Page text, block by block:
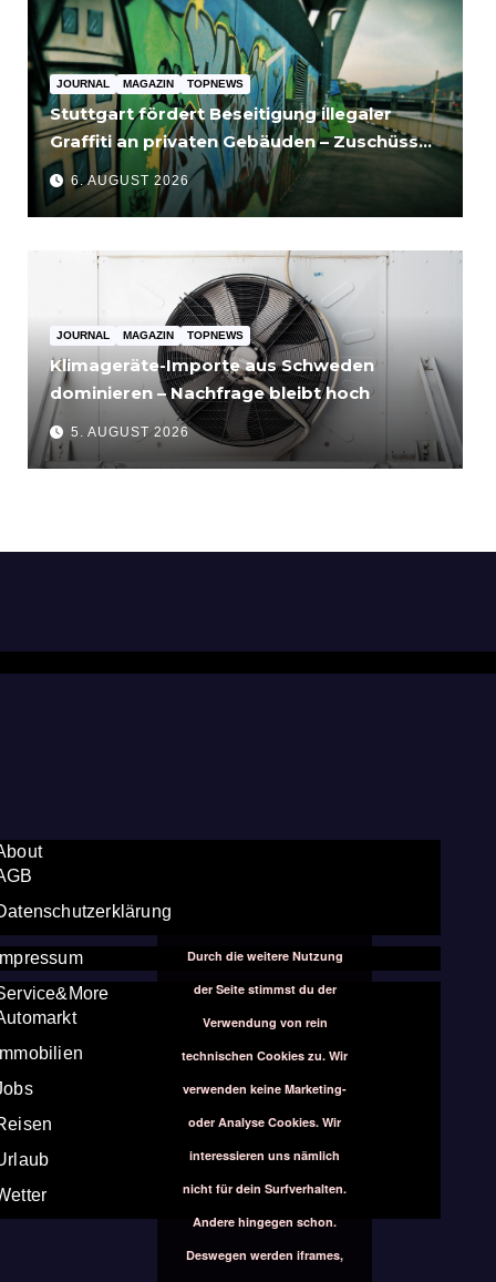
JOURNAL MAGAZIN TOPNEWS
Stuttgart fördert Beseitigung illegaler
Graffiti an privaten Gebäuden – Zuschüsse
bis 3.500 Euro
6. AUGUST 2026
JOURNAL MAGAZIN TOPNEWS
Klimageräte-Importe aus Schweden
dominieren – Nachfrage bleibt hoch
5. AUGUST 2026
Durch die weitere Nutzung
der Seite stimmst du der
Verwendung von rein
technischen Cookies zu. Wir
verwenden keine Marketing-
oder Analyse Cookies. Wir
interessieren uns nämlich
nicht für dein Surfverhalten.
Andere hingegen schon.
Deswegen werden iframes,